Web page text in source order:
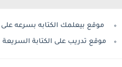
موقع بيعلمك الكتابه بسرعه
موقع تدريب على الكتابة السريعة